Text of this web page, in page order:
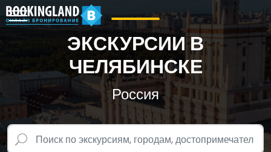
ЭКСКУРСИИ В
ЧЕЛЯБИНСКЕ
Россия